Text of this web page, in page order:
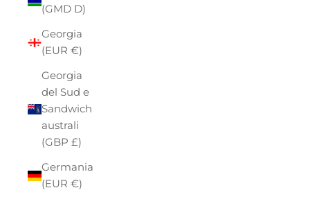
(GMD D)
Georgia
(EUR €)
Georgia
del Sud e
Sandwich
australi
(GBP £)
Germania
(EUR €)